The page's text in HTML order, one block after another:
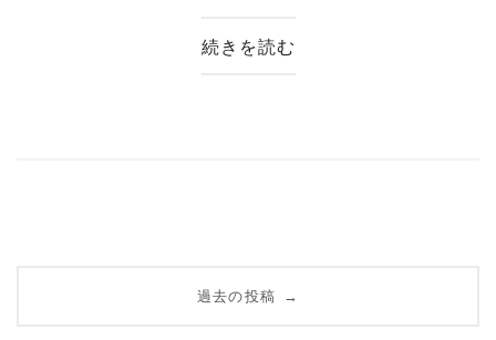
続きを読む
過去の投稿 →